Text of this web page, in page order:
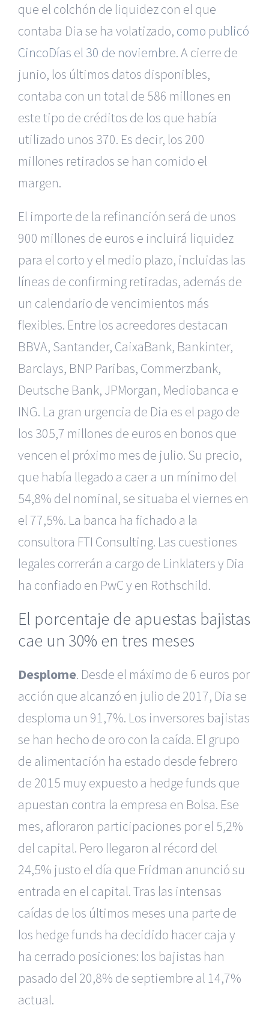
que el colchón de liquidez con el que
contaba Dia se ha volatizado, como publicó
CincoDías el 30 de noviembre. A cierre de
junio, los últimos datos disponibles,
contaba con un total de 586 millones en
este tipo de créditos de los que había
utilizado unos 370. Es decir, los 200
millones retirados se han comido el
margen.
El importe de la refinanción será de unos
900 millones de euros e incluirá liquidez
para el corto y el medio plazo, incluidas las
líneas de confirming retiradas, además de
un calendario de vencimientos más
flexibles. Entre los acreedores destacan
BBVA, Santander, CaixaBank, Bankinter,
Barclays, BNP Paribas, Commerzbank,
Deutsche Bank, JPMorgan, Mediobanca e
ING. La gran urgencia de Dia es el pago de
los 305,7 millones de euros en bonos que
vencen el próximo mes de julio. Su precio,
que había llegado a caer a un mínimo del
54,8% del nominal, se situaba el viernes en
el 77,5%. La banca ha fichado a la
consultora FTI Consulting. Las cuestiones
legales correrán a cargo de Linklaters y Dia
ha confiado en PwC y en Rothschild.
El porcentaje de apuestas bajistas
cae un 30% en tres meses
Desplome. Desde el máximo de 6 euros por
acción que alcanzó en julio de 2017, Dia se
desploma un 91,7%. Los inversores bajistas
se han hecho de oro con la caída. El grupo
de alimentación ha estado desde febrero
de 2015 muy expuesto a hedge funds que
apuestan contra la empresa en Bolsa. Ese
mes, afloraron participaciones por el 5,2%
del capital. Pero llegaron al récord del
24,5% justo el día que Fridman anunció su
entrada en el capital. Tras las intensas
caídas de los últimos meses una parte de
los hedge funds ha decidido hacer caja y
ha cerrado posiciones: los bajistas han
pasado del 20,8% de septiembre al 14,7%
actual.
|Recursos Administrativos|BGD Abogados Murcia|BGD
Abogados Alicante